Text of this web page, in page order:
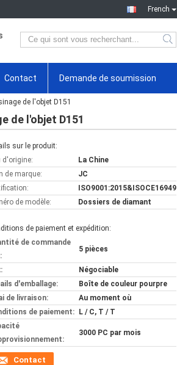
French
Contact Demande de soumission
de l'objet D151
de l'objet D151
sur le produit:
d'origine:
La Chine
de marque:
JC
ISO9001:2015&ISOCE16949
de modèle:
Dossiers de diamant
de paiement et expédition:
de commande
5 pièces
Négociable
d'emballage:
Boîte de couleur pourpre
de livraison:
Au moment où
de paiement:
L / C, T / T
3000 PC par mois
Contact